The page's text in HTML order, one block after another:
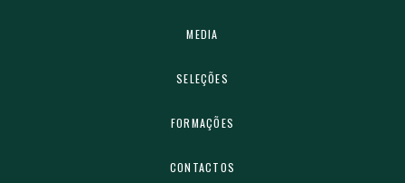
MEDIA
SELEÇÕES
FORMAÇÕES
CONTACTOS